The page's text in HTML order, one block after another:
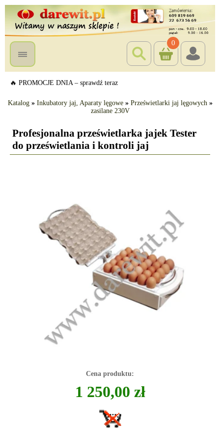
0
🔥 PROMOCJE DNIA – sprawdź teraz
Katalog » Inkubatory jaj, Aparaty lęgowe » Prześwietlarki jaj lęgowych »
zasilane 230V
Profesjonalna prześwietlarka jajek Tester
do prześwietlania i kontroli jaj
Cena produktu:
1 250,00 zł